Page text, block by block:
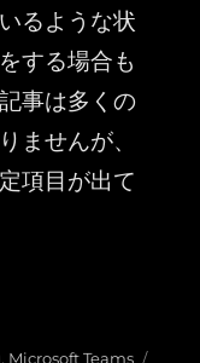
るような状
する場合も
事は多くの
ませんが、
項目が出て
自動調整機能をオ
, Microsoft Teams